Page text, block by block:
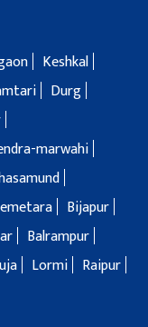
Keshkal
Durg
marwahi
Bijapur
Balrampur
Lormi
Raipur